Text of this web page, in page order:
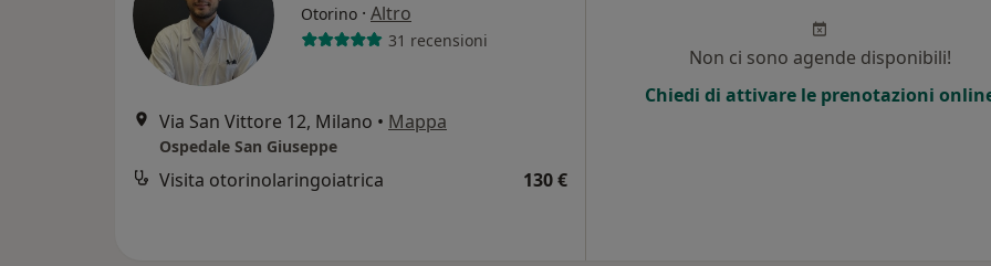
Otorino · Altro
31 recensioni
Via San Vittore 12, Milano • Mappa
Ospedale San Giuseppe
Visita otorinolaringoiatrica 130 €
Non ci sono agende disponibili!
Chiedi di attivare le prenotazioni